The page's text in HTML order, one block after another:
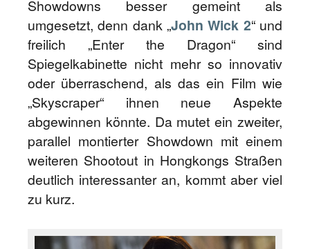
Showdowns besser gemeint als
umgesetzt, denn dank „John Wick 2“ und
freilich „Enter the Dragon“ sind
Spiegelkabinette nicht mehr so innovativ
oder überraschend, als das ein Film wie
„Skyscraper“ ihnen neue Aspekte
abgewinnen könnte. Da mutet ein zweiter,
parallel montierter Showdown mit einem
weiteren Shootout in Hongkongs Straßen
deutlich interessanter an, kommt aber viel
zu kurz.